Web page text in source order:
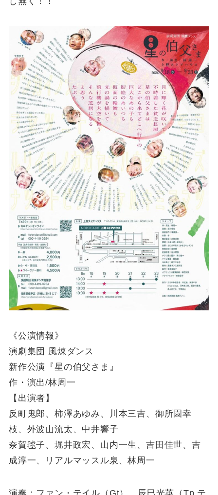
《公演情報》
演劇集団 風煉ダンス
新作公演『星の伯父さま』
作・演出/林周一
【出演者】
反町鬼郎、柿澤あゆみ、川本三吉、御所園幸
枝、外波山流太、中井響子
奈賀毬子、堀井政宏、山内一生、吉田佳世、吉
成淳一、リアルマッスル泉、林周一